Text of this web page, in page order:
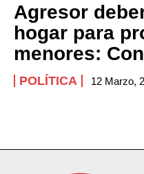
Agresor
hogar para
menores:
POLÍTICA 12 Marzo,